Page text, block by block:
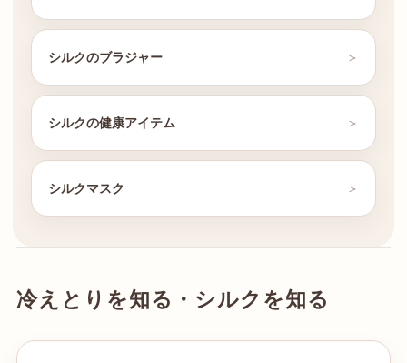
シルクのブラジャー
シルクの健康アイテム
シルクマスク
冷えとりを知る・シルクを知る